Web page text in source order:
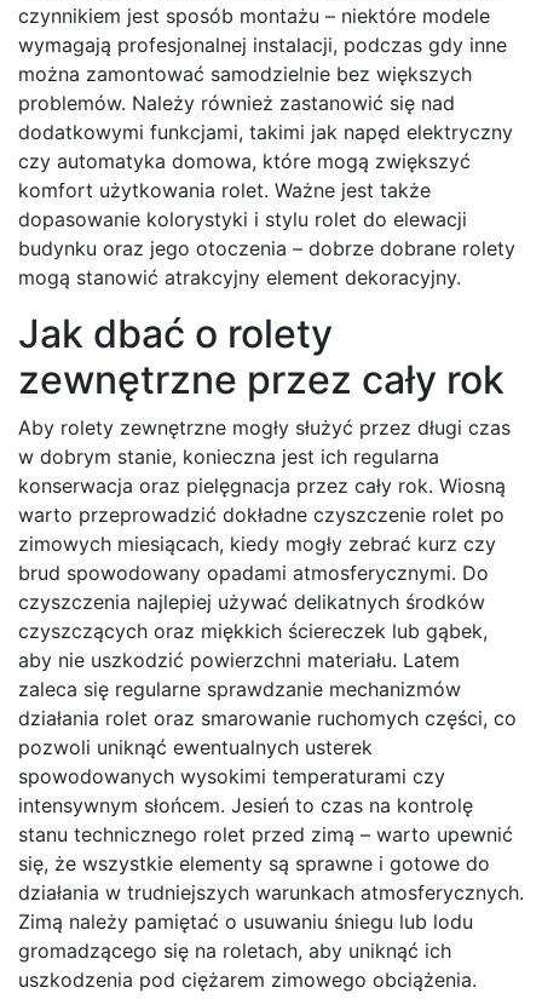
czynnikiem jest sposób montażu – niektóre modele
wymagają profesjonalnej instalacji, podczas gdy inne
można zamontować samodzielnie bez większych
problemów. Należy również zastanowić się nad
dodatkowymi funkcjami, takimi jak napęd elektryczny
czy automatyka domowa, które mogą zwiększyć
komfort użytkowania rolet. Ważne jest także
dopasowanie kolorystyki i stylu rolet do elewacji
budynku oraz jego otoczenia – dobrze dobrane rolety
mogą stanowić atrakcyjny element dekoracyjny.
Jak dbać o rolety
zewnętrzne przez cały rok
Aby rolety zewnętrzne mogły służyć przez długi czas
w dobrym stanie, konieczna jest ich regularna
konserwacja oraz pielęgnacja przez cały rok. Wiosną
warto przeprowadzić dokładne czyszczenie rolet po
zimowych miesiącach, kiedy mogły zebrać kurz czy
brud spowodowany opadami atmosferycznymi. Do
czyszczenia najlepiej używać delikatnych środków
czyszczących oraz miękkich ściereczek lub gąbek,
aby nie uszkodzić powierzchni materiału. Latem
zaleca się regularne sprawdzanie mechanizmów
działania rolet oraz smarowanie ruchomych części, co
pozwoli uniknąć ewentualnych usterek
spowodowanych wysokimi temperaturami czy
intensywnym słońcem. Jesień to czas na kontrolę
stanu technicznego rolet przed zimą – warto upewnić
się, że wszystkie elementy są sprawne i gotowe do
działania w trudniejszych warunkach atmosferycznych.
Zimą należy pamiętać o usuwaniu śniegu lub lodu
gromadzącego się na roletach, aby uniknąć ich
uszkodzenia pod ciężarem zimowego obciążenia.